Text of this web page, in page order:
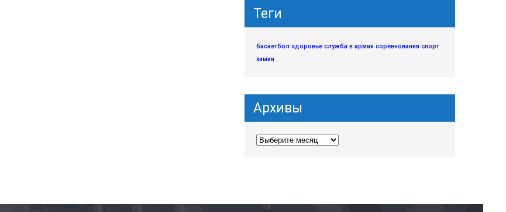
Теги
баскетбол здоровье служба в армии соревнования спорт
химия
Архивы